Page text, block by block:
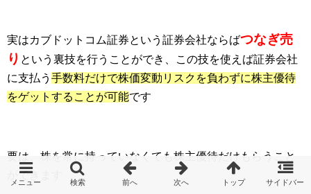
実はカブドットコム証券という証券会社ならばつなぎ売
り という裏技を行うことができ、この技を使えば証券会社
に支払う 手数料だけで株価変動リスクを負わずに株主優待
をゲットすることが可能です
要は、株を常に持っていなくても株主優待だけもらうこと
ができます